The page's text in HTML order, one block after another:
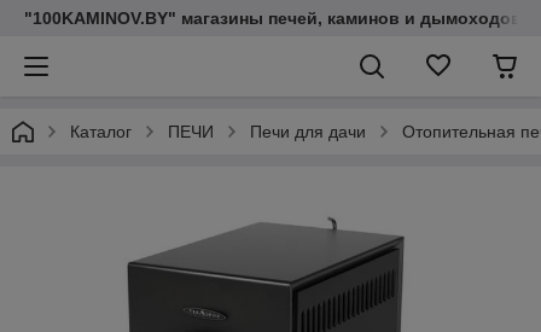
"100KAMINOV.BY" магазины печей, каминов и дымоходов
Каталог ПЕЧИ Печи для дачи Отопительная